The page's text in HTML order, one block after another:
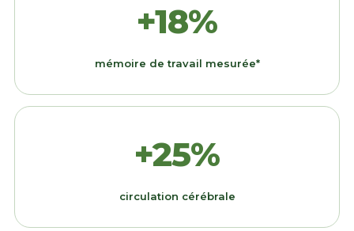
+18%
mémoire de travail mesurée*
+25%
circulation cérébrale